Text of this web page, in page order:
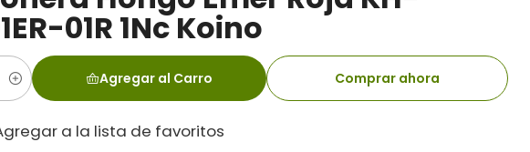
01R 1Nc Koino
Agregar al Carro Comprar ahora
a la lista de favoritos